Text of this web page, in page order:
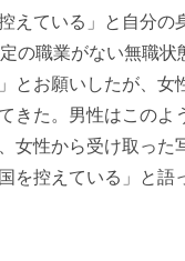
えている」と自分の
の職業がない無職
とお願いしたが、
きた。男性はこのよ
女性から受け取った
を控えている」と語